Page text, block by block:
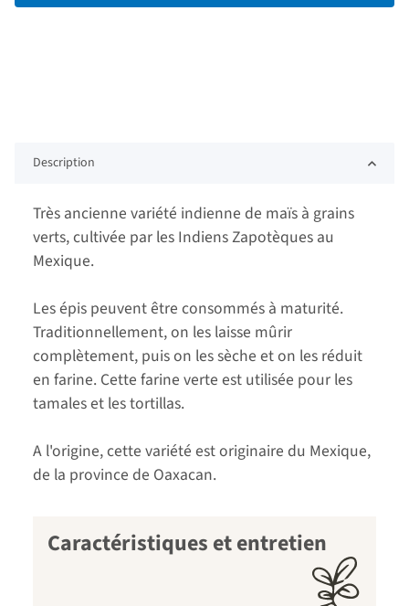
Description
Très ancienne variété indienne de maïs à grains
verts, cultivée par les Indiens Zapotèques au
Mexique.
Les épis peuvent être consommés à maturité.
Traditionnellement, on les laisse mûrir
complètement, puis on les sèche et on les réduit
en farine. Cette farine verte est utilisée pour les
tamales et les tortillas.
A l'origine, cette variété est originaire du Mexique,
de la province de Oaxacan.
Caractéristiques et entretien